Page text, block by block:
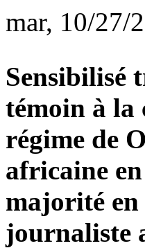
mar, 10/27/
Sensibilisé
témoin à la
régime de
africaine en
majorité en
journaliste